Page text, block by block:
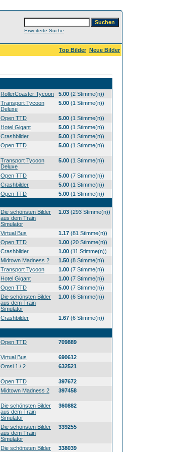
Erweiterte Suche
Top Bilder Neue Bilder
RollerCoaster Tycoon 5.00 (2 Stimme(n))
Transport Tycoon
Deluxe
5.00 (1 Stimme(n))
Open TTD 5.00 (1 Stimme(n))
Hotel Gigant 5.00 (1 Stimme(n))
Crashbilder 5.00 (1 Stimme(n))
Open TTD 5.00 (1 Stimme(n))
Transport Tycoon
Deluxe
5.00 (1 Stimme(n))
Open TTD 5.00 (7 Stimme(n))
Crashbilder 5.00 (1 Stimme(n))
Open TTD 5.00 (1 Stimme(n))
Die schönsten Bilder
aus dem Train
Simulator
1.03 (293 Stimme(n))
Virtual Bus 1.17 (81 Stimme(n))
Open TTD 1.00 (20 Stimme(n))
Crashbilder 1.00 (11 Stimme(n))
Midtown Madness 2 1.50 (8 Stimme(n))
Transport Tycoon 1.00 (7 Stimme(n))
Hotel Gigant 1.00 (7 Stimme(n))
Open TTD 5.00 (7 Stimme(n))
Die schönsten Bilder
aus dem Train
Simulator
1.00 (6 Stimme(n))
Crashbilder 1.67 (6 Stimme(n))
Open TTD 709889
Virtual Bus
690612
Omsi 1 / 2 632521
Open TTD
397672
Midtown Madness 2 397458
Die schönsten Bilder
aus dem Train
Simulator
360882
Die schönsten Bilder
aus dem Train
Simulator
339255
Die schönsten Bilder
338039